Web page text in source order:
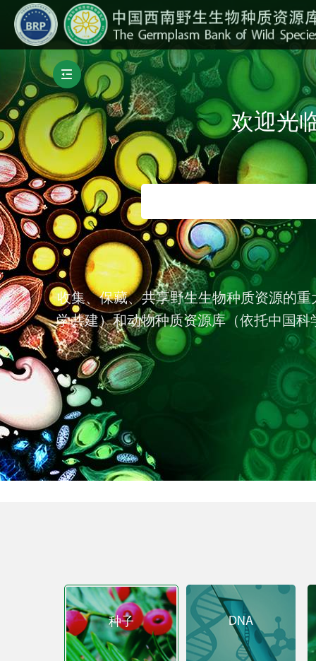
欢迎光
收集、保藏、共享野生生物种质资源的
学共建）和动物种质资源库（依托中国
种子 DNA